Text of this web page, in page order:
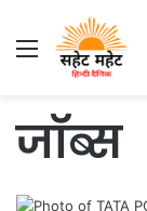
Menu
जॉब्स